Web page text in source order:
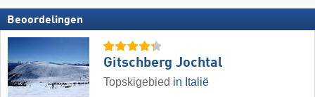
Beoordelingen
Gitschberg Jochtal
Topskigebied in Italië